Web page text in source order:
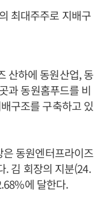
최대주주로 지배구
산하에 동원산업, 동
과 동원홈푸드를 비
구조를 구축하고 있
동원엔터프라이즈
. 김 회장의 지분(24.
에 달한다.